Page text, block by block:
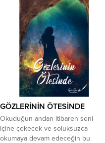
GÖZLERİNİN ÖTESİNDE
Okuduğun andan itibaren seni
içine çekecek ve soluksuzca
okumaya devam edeceğin bu